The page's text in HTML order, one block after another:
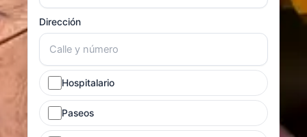
Dirección
Hospitalario
Paseos